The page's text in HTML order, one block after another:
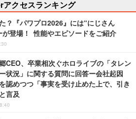
アクセスランキング
？『パワプロ2026』には“にじさん
が登場！ 性能やエピソードをご紹介
CEO、卒業相次ぐホロライブの「タレン
状況」に関する質問に回答ー会社起因
認めつつ「事実を受け止めた上で、引き
言及